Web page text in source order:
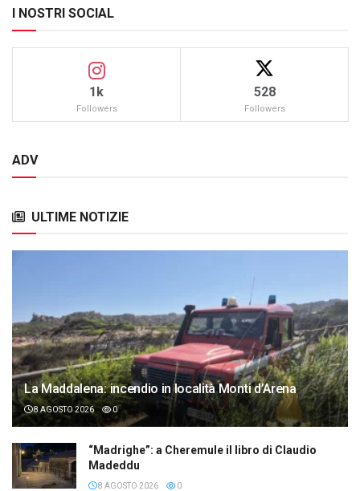
I NOSTRI SOCIAL
1k
Followers
528
Followers
ADV
ULTIME NOTIZIE
La Maddalena: incendio in località Monti d’Arena
8 AGOSTO 2026 0
“Madrighe”: a Cheremule il libro di Claudio
Madeddu
8 AGOSTO 2026 0